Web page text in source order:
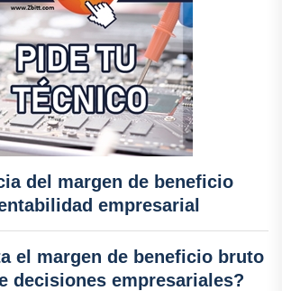
del margen de beneficio
empresarial
el margen de beneficio bruto
decisiones empresariales?